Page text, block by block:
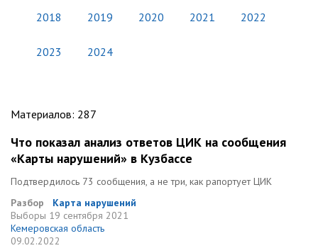
2018 2019 2020 2021 2022
2023 2024
Материалов: 287
Что показал анализ ответов ЦИК на сообщения
«Карты нарушений» в Кузбассе
Подтвердилось 73 сообщения, а не три, как рапортует ЦИК
Разбор
Карта нарушений
Выборы 19 сентября 2021
Кемеровская область
09.02.2022